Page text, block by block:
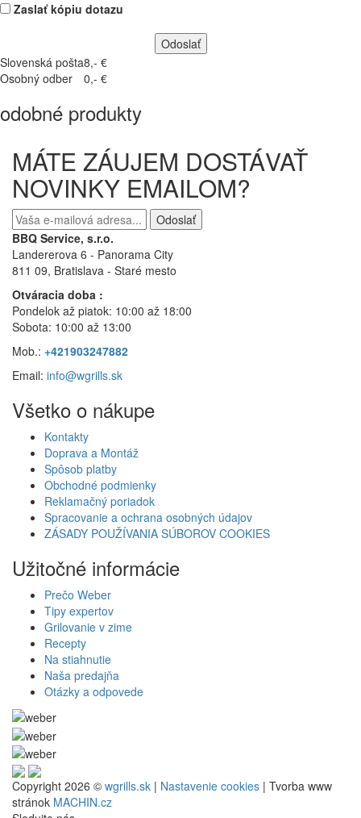
Zaslať kópiu dotazu
Slovenská pošta8,- €
Osobný odber
0,- €
produkty
MÁTE ZÁUJEM DOSTÁVAŤ
NOVINKY EMAILOM?
Odoslať
BBQ Service, s.r.o.
Landererova 6 - Panorama City
811 09, Bratislava - Staré mesto
Otváracia doba :
Pondelok až piatok: 10:00 až 18:00
Sobota: 10:00 až 13:00
Mob.: +421903247882
Email: info@wgrills.sk
Všetko o nákupe
Kontakty
Doprava a Montáž
Spôsob platby
Obchodné podmienky
Reklamačný poriadok
Spracovanie a ochrana osobných údajov
ZÁSADY POUŽÍVANIA SÚBOROV COOKIES
Užitočné informácie
Prečo Weber
Tipy expertov
Grilovanie v zime
Recepty
Na stiahnutie
Naša predajňa
Otázky a odpovede
Copyright 2026 © wgrills.sk | Nastavenie cookies | Tvorba www
stránok MACHIN.cz